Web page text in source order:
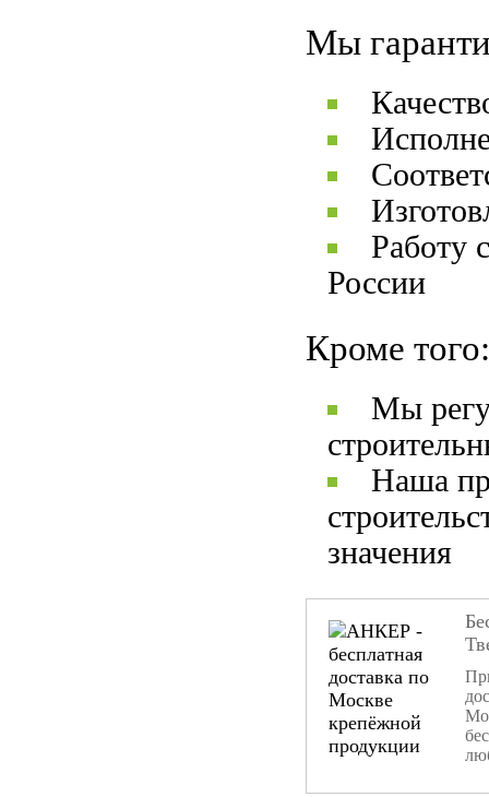
Мы
Работу
России
Кроме того:
Мы
Наша
значения